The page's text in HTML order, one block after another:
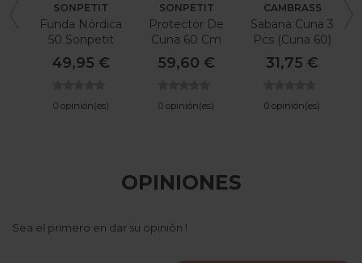
SONPETIT
Funda Nórdica
50 Sonpetit
Hojas
49,95 €
0 opinión(es)
SONPETIT
Protector De
Cuna 60 Cm
Sonpetit Blanco
59,60 €
0 opinión(es)
CAMBRASS
Sabana Cuna 3
Pcs (Cuna 60)
100X165 Cm Be
Giraffe Azul
31,75 €
0 opinión(es)
OPINIONES
Sea el primero en dar su opinión !